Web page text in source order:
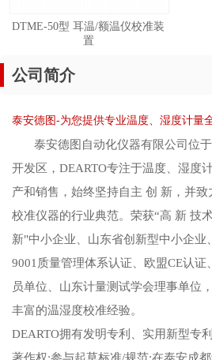
DTME-50型 耳温/额温仪校准装
置
公司简介
泰安德图-为您提供专业温度、湿度计量
泰安德图自动化仪器有限公司位于
开发区，DEARTO专注于温度、湿度
产和销售，始终坚持自主 创 新，并
校准仪器的行业典范。荣获“高 新 技
新"中小企业、山东省创新型中小企业
9001质量管理体系认证、欧盟CE认
员单位、山东计量测试学会理事单位
丰富的温湿度校准经验。
DEARTO拥有发明专利、实用新型专